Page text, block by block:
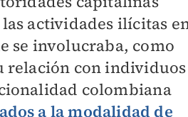
actividades ilícitas
se involucraba, como
relación con individuos
colombiana
a la modalidad de